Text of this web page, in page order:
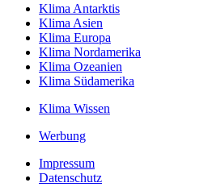
Klima Antarktis
Klima Asien
Klima Europa
Klima Nordamerika
Klima Ozeanien
Klima Südamerika
Klima Wissen
Werbung
Impressum
Datenschutz